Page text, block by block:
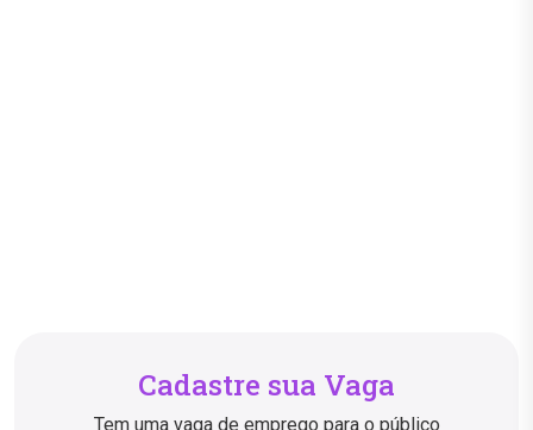
Cadastre sua Vaga
Tem uma vaga de emprego para o público